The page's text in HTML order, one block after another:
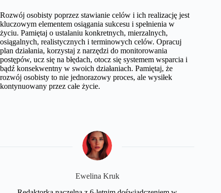
Rozwój osobisty poprzez stawianie celów i ich realizację jest
kluczowym elementem osiągania sukcesu i spełnienia w
życiu. Pamiętaj o ustalaniu konkretnych, mierzalnych,
osiągalnych, realistycznych i terminowych celów. Opracuj
plan działania, korzystaj z narzędzi do monitorowania
postępów, ucz się na błędach, otocz się systemem wsparcia i
bądź konsekwentny w swoich działaniach. Pamiętaj, że
rozwój osobisty to nie jednorazowy proces, ale wysiłek
kontynuowany przez całe życie.
Ewelina Kruk